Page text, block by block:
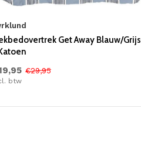
Get Away Blauw/Grijs
€29,95
btw